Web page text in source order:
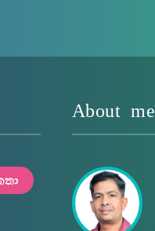
About me